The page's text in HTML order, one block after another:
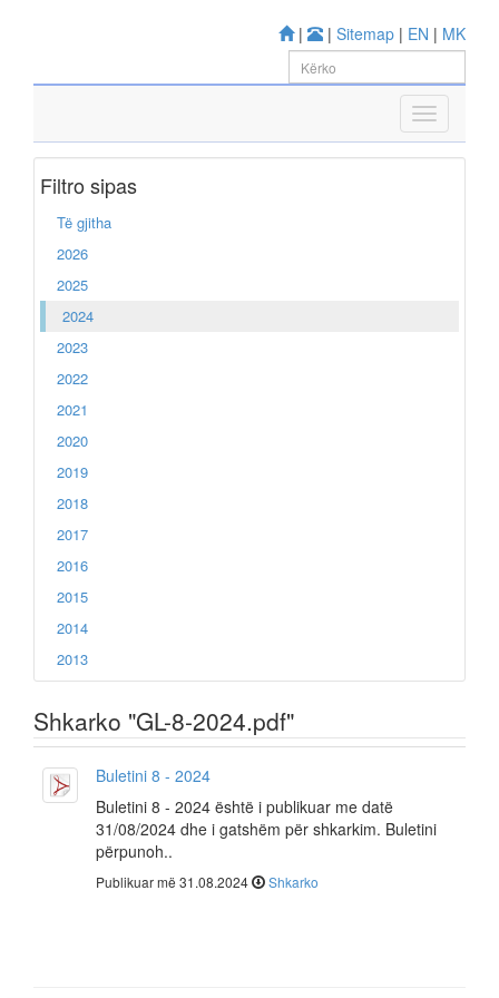
| | Sitemap | EN | MK
Filtro sipas
Të gjitha
2026
2025
2024
2023
2022
2021
2020
2019
2018
2017
2016
2015
2014
2013
Shkarko "GL-8-2024.pdf"
Buletini 8 - 2024
Buletini 8 - 2024 është i publikuar me datë
31/08/2024 dhe i gatshëm për shkarkim. Buletini
përpunoh..
Publikuar më 31.08.2024 Shkarko